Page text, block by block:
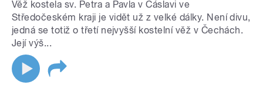
Věž kostela sv. Petra a Pavla v Čáslavi ve
Středočeském kraji je vidět už z velké dálky. Není divu,
jedná se totiž o třetí nejvyšší kostelní věž v Čechách.
Její výš...